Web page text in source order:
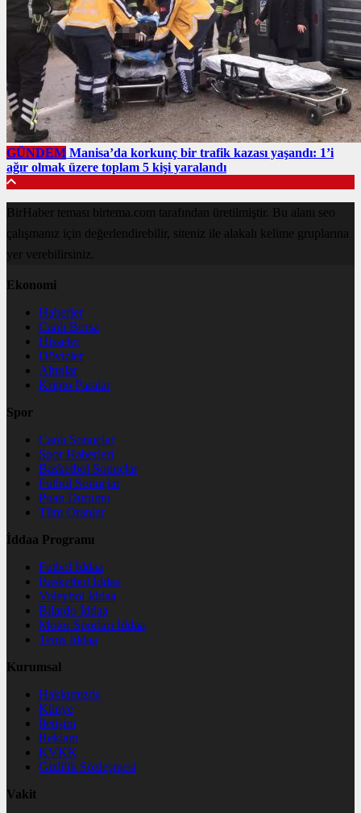
GÜNDEM Manisa’da korkunç bir trafik kazası yaşandı: 1’i
ağır olmak üzere toplam 5 kişi yaralandı
BirHaber teması birtema.com tarafından üretilmiştir. Bu alanı seo
çalışmanız için değerlendirebilir, siteniz ile alakalı kelime gruplarına
yer verebilirsiniz.
Ekonomi
Haberler
Canlı Borsa
Hisseler
Dövizler
Altınlar
Kripto Paralar
Spor
Canlı Sonuçlar
Spor Haberleri
Basketbol Sonuçlar
Futbol Sonuçlar
Puan Durumu
Tüm Oranlar
İddaa Programı
Futbol İddaa
Basketbol İddaa
Voleybol İddaa
Bilardo İddaa
Motor Sporları İddaa
Tenis İddaa
Kurumsal
Hakkımızda
Künye
İletişim
Reklam
KVKK
Gizlilik Sözleşmesi
Vakit